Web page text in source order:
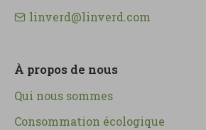
linverd@linverd.com
À propos de nous
Qui nous sommes
Consommation écologique